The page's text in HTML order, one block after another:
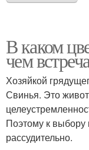
В каком
чем
Хозяйкой
Свинья. Это
Поэтому к выбору
рассудительно.